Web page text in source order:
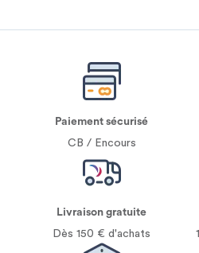
Paiement sécurisé
CB / Encours
Livraison gratuite
Dès 150 € d'achats